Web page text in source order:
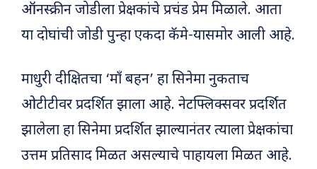
ऑनस्क्रीन जोडीला प्रेक्षकांचे प्रचंड प्रेम मिळाले. आता
या दोघांची जोडी पुन्हा एकदा कॅमे-यासमोर आली आहे.
माधुरी दीक्षितचा ‘माँ बहन’ हा सिनेमा नुकताच
ओटीटीवर प्रदर्शित झाला आहे. नेटफ्लिक्सवर प्रदर्शित
झालेला हा सिनेमा प्रदर्शित झाल्यानंतर त्याला प्रेक्षकांचा
उत्तम प्रतिसाद मिळत असल्याचे पाहायला मिळत आहे.